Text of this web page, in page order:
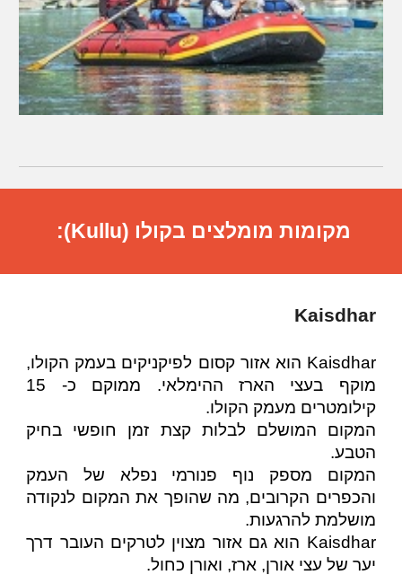
מקומות מומלצים בקולו (Kullu):
Kaisdhar
Kaisdhar הוא אזור קסום לפיקניקים בעמק הקולו,
מוקף בעצי הארז ההימלאי. ממוקם כ- 15
קילומטרים מעמק הקולו.
המקום המושלם לבלות קצת זמן חופשי בחיק
הטבע.
המקום מספק נוף פנורמי נפלא של העמק
והכפרים הקרובים, מה שהופך את המקום לנקודה
מושלמת להרגעות.
Kaisdhar הוא גם אזור מצוין לטרקים העובר דרך
יער של עצי אורן, ארז, ואורן כחול.